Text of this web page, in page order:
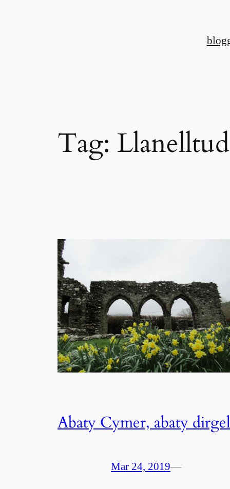
blog
Tag: Llanelltud
Abaty Cymer, abaty dirgel
Mar 24, 2019—